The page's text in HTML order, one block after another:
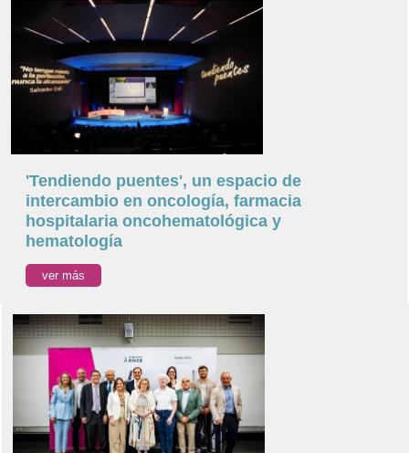
'Tendiendo puentes', un espacio de
intercambio en oncología, farmacia
hospitalaria oncohematológica y
hematología
ver más